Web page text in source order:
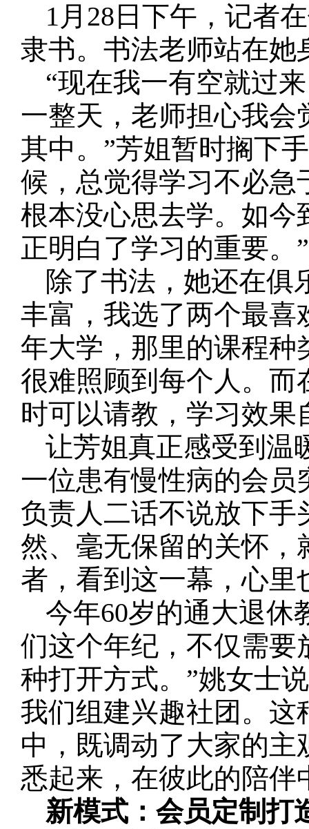
1月28日下午，记者
隶书。书法老师站在她
“现在我一有空就过
一整天，老师担心我
其中。”芳姐暂时搁下
候，总觉得学习不必急
根本没心思去学。如今
正明白了学习的重要。”
除了书法，她还在俱
丰富，我选了两个最喜
年大学，那里的课程种
很难照顾到每个人。而
时可以请教，学习效果
让芳姐真正感受到温
一位患有慢性病的会
负责人二话不说放下手
然、毫无保留的关怀，
者，看到这一幕，心里
今年60岁的通大退休
们这个年纪，不仅需要
种打开方式。”姚女士
我们组建兴趣社团。这
中，既调动了大家的
悉起来，在彼此的陪伴
新模式：会员定制打